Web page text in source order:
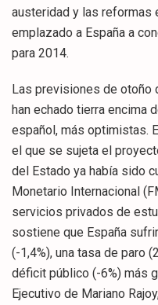
austeridad y las reformas
emplazado a España a
para 2014.
Las previsiones de otoño
han echado tierra encima
español, más optimistas.
el que se sujeta el
del Estado ya había sido
Monetario Internacional
servicios privados de
sostiene que España
(-1,4%), una tasa de paro
déficit público (-6%) más
Ejecutivo de Mariano